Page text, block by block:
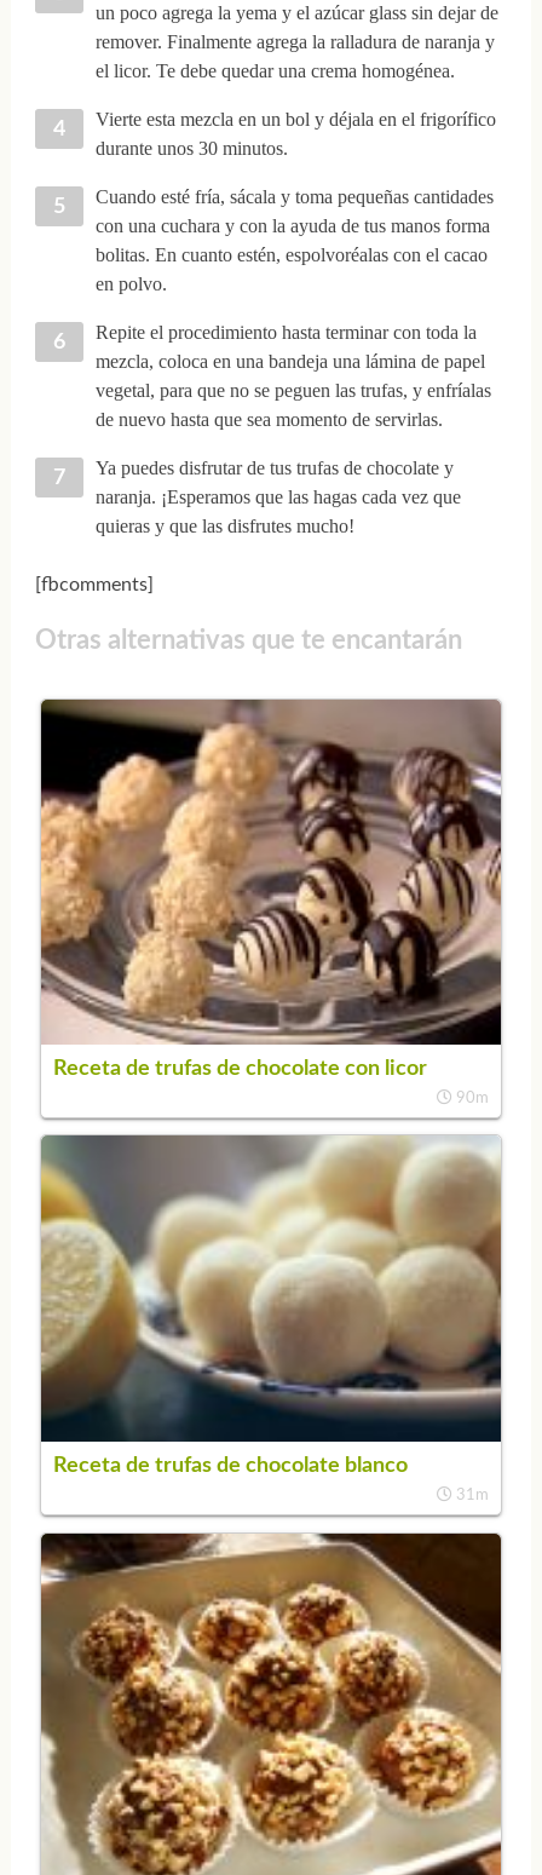
un poco agrega la yema y el azúcar glass sin dejar de
remover. Finalmente agrega la ralladura de naranja y
el licor. Te debe quedar una crema homogénea.
Vierte esta mezcla en un bol y déjala en el frigorífico
durante unos 30 minutos.
Cuando esté fría, sácala y toma pequeñas cantidades
con una cuchara y con la ayuda de tus manos forma
bolitas. En cuanto estén, espolvoréalas con el cacao
en polvo.
Repite el procedimiento hasta terminar con toda la
mezcla, coloca en una bandeja una lámina de papel
vegetal, para que no se peguen las trufas, y enfríalas
de nuevo hasta que sea momento de servirlas.
Ya puedes disfrutar de tus trufas de chocolate y
naranja. ¡Esperamos que las hagas cada vez que
quieras y que las disfrutes mucho!
[fbcomments]
Otras alternativas que te encantarán
Receta de trufas de chocolate con licor
90m
Receta de trufas de chocolate blanco
31m